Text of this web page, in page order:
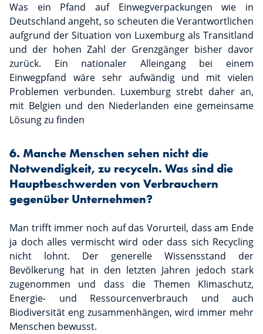
Was ein Pfand auf Einwegverpackungen wie in
Deutschland angeht, so scheuten die Verantwortlichen
aufgrund der Situation von Luxemburg als Transitland
und der hohen Zahl der Grenzgänger bisher davor
zurück. Ein nationaler Alleingang bei einem
Einwegpfand wäre sehr aufwändig und mit vielen
Problemen verbunden. Luxemburg strebt daher an,
mit Belgien und den Niederlanden eine gemeinsame
Lösung zu finden
6. Manche Menschen sehen nicht die
Notwendigkeit, zu recyceln. Was sind die
Hauptbeschwerden von Verbrauchern
gegenüber Unternehmen?
Man trifft immer noch auf das Vorurteil, dass am Ende
ja doch alles vermischt wird oder dass sich Recycling
nicht lohnt. Der generelle Wissensstand der
Bevölkerung hat in den letzten Jahren jedoch stark
zugenommen und dass die Themen Klimaschutz,
Energie- und Ressourcenverbrauch und auch
Biodiversität eng zusammenhängen, wird immer mehr
Menschen bewusst.